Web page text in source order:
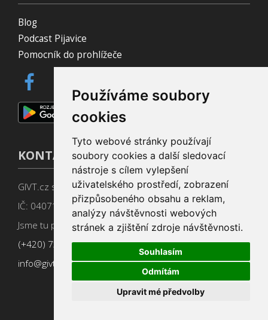
Používáme soubory
cookies
Tyto webové stránky používají
soubory cookies a další sledovací
nástroje s cílem vylepšení
uživatelského prostředí, zobrazení
přizpůsobeného obsahu a reklam,
analýzy návštěvnosti webových
stránek a zjištění zdroje návštěvnosti.
Souhlasím
Odmítám
Upravit mé předvolby
Blog
Podcast Pijavice
Pomocník do prohlížeče
KONTAKT
GIVT.cz s. r. o., Dolní nám. 16, 779 00 Olomouc
IČ: 04071433
Jsme tu pro Vás od 9:00 do 17:00
(+420) 737 266 402
info@givt.cz